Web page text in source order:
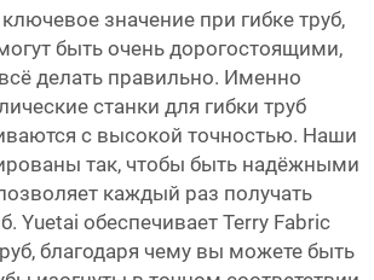
значение при гибке труб,
быть очень дорогостоящими,
делать правильно. Именно
станки для гибки труб
с высокой точностью. Наши
так, чтобы быть надёжными
каждый раз получать
Yuetai обеспечивает Terry Fabric
благодаря чему вы можете быть